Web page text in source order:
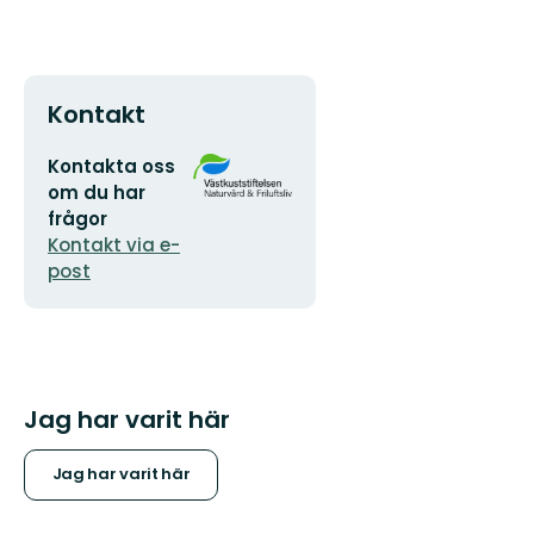
Kontakt
E-
postadress
Kontakta oss
om du har
frågor
Kontakt via e-
post
Organisationens
logotyp
Jag har varit här
Jag har varit här